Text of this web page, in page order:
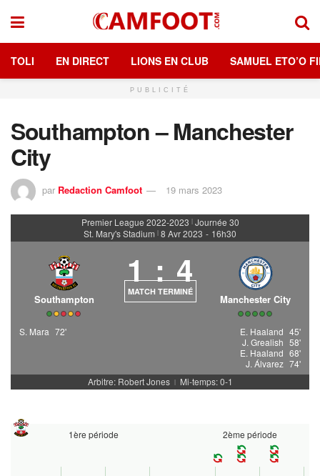
TOLI EN DIRECT LIONS EN CLUB SAMUEL ETO’O
PUBLICITÉ
Southampton – Manchester
City
par Redaction Camfoot 19 mars 2023
Premier League 2022-2023 | Journée 30
St. Mary's Stadium | 8 Avr 2023 - 16h30
Southampton
1 : 4
MATCH TERMINÉ
Manchester City
S. Mara 72' E. Haaland 45'
J. Grealish 58'
E. Haaland 68'
J. Álvarez 74'
Arbitre: Robert Jones | Mi-temps: 0-1
1ère période 2ème période